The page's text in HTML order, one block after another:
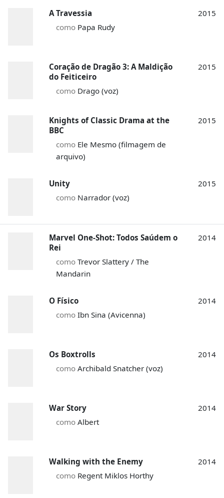
A Travessia
como Papa Rudy
2015
Coração de Dragão 3: A Maldição
do Feiticeiro
como Drago (voz)
2015
Knights of Classic Drama at the
BBC
como Ele Mesmo (filmagem de
arquivo)
2015
Unity
como Narrador (voz)
2015
Marvel One-Shot: Todos Saúdem o
Rei
como Trevor Slattery / The
Mandarin
2014
O Físico
como Ibn Sina (Avicenna)
2014
Os Boxtrolls
como Archibald Snatcher (voz)
2014
War Story
como Albert
2014
Walking with the Enemy
como Regent Miklos Horthy
2014